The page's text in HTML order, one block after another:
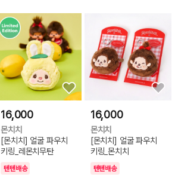
16,000
몬치치
[몬치치] 얼굴 파우치
키링_레몬치무탄
텐텐배송
16,000
몬치치
[몬치치] 얼굴 파우치
키링_몬치치
텐텐배송